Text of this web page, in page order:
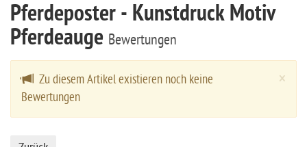
Pferdeposter - Kunstdruck Motiv
Pferdeauge Bewertungen
×
Zu diesem Artikel existieren noch keine
Bewertungen